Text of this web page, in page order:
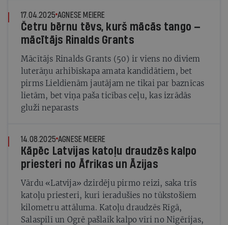
17.04.2025 AGNESE MEIERE
Četru bērnu tēvs, kurš mācās tango —
mācītājs Rinalds Grants
Mācītājs Rinalds Grants (50) ir viens no diviem
luterāņu arhibīskapa amata kandidātiem, bet
pirms Lieldienām jautājam ne tikai par baznīcas
lietām, bet viņa paša ticības ceļu, kas izrādās
gluži neparasts
14.08.2025 AGNESE MEIERE
Kāpēc Latvijas katoļu draudzēs kalpo
priesteri no Āfrikas un Āzijas
Vārdu «Latvija» dzirdēju pirmo reizi, saka trīs
katoļu priesteri, kuri ieradušies no tūkstošiem
kilometru attāluma. Katoļu draudzēs Rīgā,
Salaspilī un Ogrē pašlaik kalpo vīri no Nigērijas,